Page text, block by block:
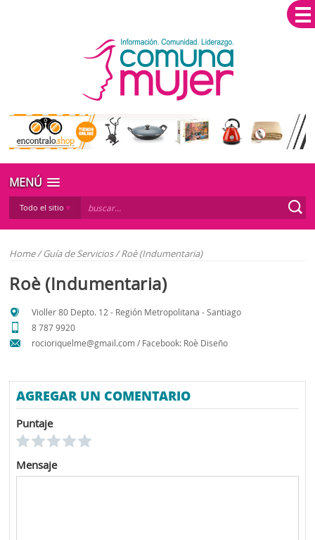
MENÚ
Todo el sitio
Home/Guía de Servicios/Roè (Indumentaria)
Roè (Indumentaria)
Violler 80 Depto. 12 - Región Metropolitana - Santiago
8 787 9920
rocioriquelme@gmail.com / Facebook: Roè Diseño
AGREGAR UN COMENTARIO
Puntaje
Mensaje